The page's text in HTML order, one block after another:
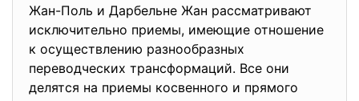
Жан-Поль и Дарбельне Жан рассматривают
исключительно приемы, имеющие отношение
к осуществлению разнообразных
переводческих трансформаций. Все они
делятся на приемы косвенного и прямого